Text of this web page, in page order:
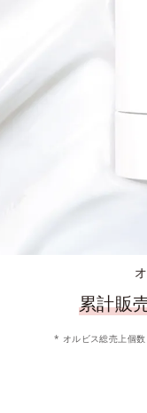
累計販
* オルビス総売上個